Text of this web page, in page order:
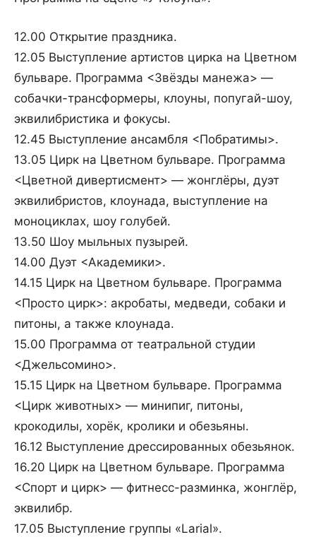
12.00 Открытие праздника.
12.05 Выступление артистов цирка на Цветном
бульваре. Программа <Звёзды манежа> —
собачки-трансформеры, клоуны, попугай-шоу,
эквилибристика и фокусы.
12.45 Выступление ансамбля <Побратимы>.
13.05 Цирк на Цветном бульваре. Программа
<Цветной дивертисмент> — жонглёры, дуэт
эквилибристов, клоунада, выступление на
моноциклах, шоу голубей.
13.50 Шоу мыльных пузырей.
14.00 Дуэт <Академики>.
14.15 Цирк на Цветном бульваре. Программа
<Просто цирк>: акробаты, медведи, собаки и
питоны, а также клоунада.
15.00 Программа от театральной студии
<Джельсомино>.
15.15 Цирк на Цветном бульваре. Программа
<Цирк животных> — минипиг, питоны,
крокодилы, хорёк, кролики и обезьяны.
16.12 Выступление дрессированных обезьянок.
16.20 Цирк на Цветном бульваре. Программа
<Спорт и цирк> — фитнесс-разминка, жонглёр,
эквилибр.
17.05 Выступление группы «Larial».